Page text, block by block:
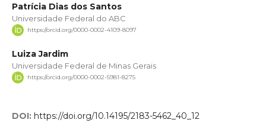
Patrícia Dias dos Santos
Universidade Federal do ABC
https://orcid.org/0000-0002-4109-8097
Luiza Jardim
Universidade Federal de Minas Gerais
https://orcid.org/0000-0002-5981-8275
DOI: https://doi.org/10.14195/2183-5462_40_12